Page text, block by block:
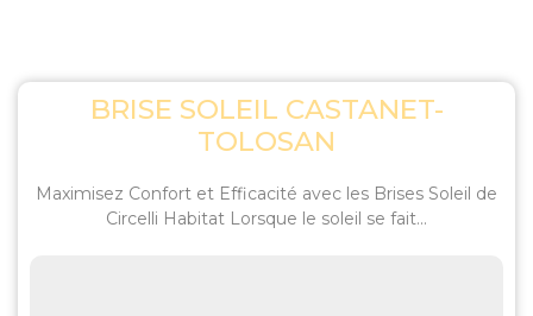
BRISE SOLEIL CASTANET-
TOLOSAN
Maximisez Confort et Efficacité avec les Brises Soleil de
Circelli Habitat Lorsque le soleil se fait...